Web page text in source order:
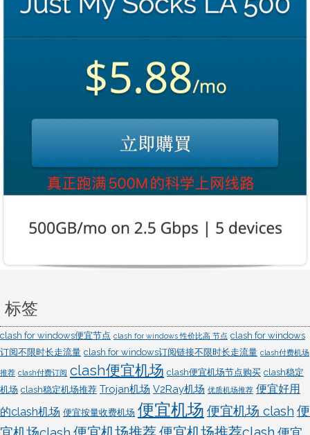
标签
clash for windows便宜节点 clash for windows 性价比高 节点 clash for windows
订阅不限时长走流量 clash for windows订阅链接不限时长走流量 clash付费机场
推荐 clash付费订阅 clash便宜机场 clash便宜机场节点购买 clash稳定
机场 clash稳定机场推荐 Trojan机场 V2Ray机场 优质机场推荐 便宜好用
的clash机场 便宜按量收费机场 便宜机场 便宜机场 clash 便